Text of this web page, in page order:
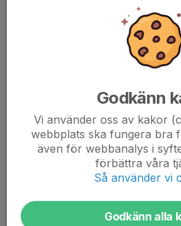
Alva Renman 076-327 69 52
Thelma Thorsell Forslund 070-143 03
Elin Nyström 070-496 93 17
Chanell Andersson Sigge 072-907 74
Jesper Bodin 076-102 63 22
Isak Dahm 072-166 90 06
Ted Johansson 072-012 45 67
Liam Lundqvist 070-770 08 75
Linnea Omnell 076-313 77 02
Linnea Röndell 070-571 96 45
Godkänn
Vi använder oss av kakor
webbplats ska fungera bra
även för webbanalys i
förbättra våra
Så använder vi
Godkänn alla